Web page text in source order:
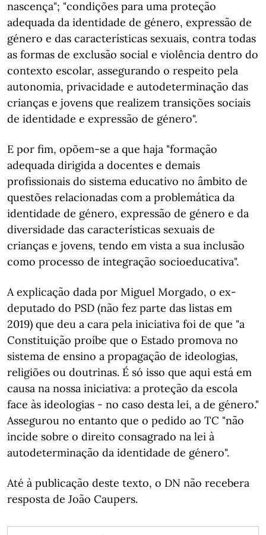
nascença"; "condições para uma proteção
adequada da identidade de género, expressão de
género e das características sexuais, contra todas
as formas de exclusão social e violência dentro do
contexto escolar, assegurando o respeito pela
autonomia, privacidade e autodeterminação das
crianças e jovens que realizem transições sociais
de identidade e expressão de género".
E por fim, opõem-se a que haja "formação
adequada dirigida a docentes e demais
profissionais do sistema educativo no âmbito de
questões relacionadas com a problemática da
identidade de género, expressão de género e da
diversidade das características sexuais de
crianças e jovens, tendo em vista a sua inclusão
como processo de integração socioeducativa".
A explicação dada por Miguel Morgado, o ex-
deputado do PSD (não fez parte das listas em
2019) que deu a cara pela iniciativa foi de que "a
Constituição proíbe que o Estado promova no
sistema de ensino a propagação de ideologias,
religiões ou doutrinas. É só isso que aqui está em
causa na nossa iniciativa: a proteção da escola
face às ideologias - no caso desta lei, a de género."
Assegurou no entanto que o pedido ao TC "não
incide sobre o direito consagrado na lei à
autodeterminação da identidade de género".
Até à publicação deste texto, o DN não recebera
resposta de João Caupers.